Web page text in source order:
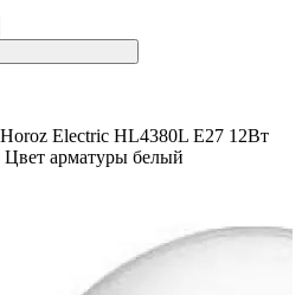
Electric HL4380L E27 12Вт
арматуры белый